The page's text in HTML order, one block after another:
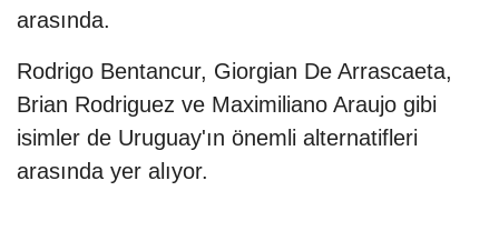
arasında.
Rodrigo Bentancur, Giorgian De Arrascaeta,
Brian Rodriguez ve Maximiliano Araujo gibi
isimler de Uruguay'ın önemli alternatifleri
arasında yer alıyor.